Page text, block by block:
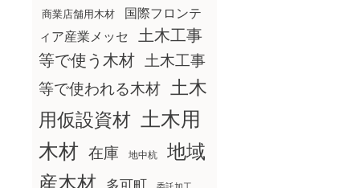
商業店舗用木材
国際フロンテ
ィア産業メッセ
土木工事
等で使う木材
土木工事
等で使われる木材
土木
用仮設資材 土木用
木材 在庫 地中杭
地域
産木材